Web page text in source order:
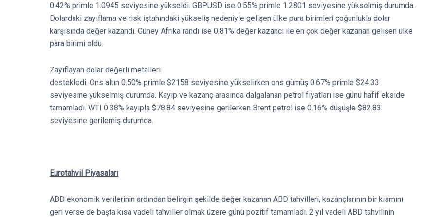
0.42% primle 1.0945 seviyesine yükseldi. GBPUSD ise 0.55% primle 1.2801 seviyesine yükselmiş durumda.
Dolardaki zayıflama ve risk iştahındaki yükseliş nedeniyle gelişen ülke para birimleri çoğunlukla dolar
karşısında değer kazandı. Güney Afrika randı ise 0.81% değer kazancı ile en çok değer kazanan gelişen ülke
para birimi oldu.
Zayıflayan dolar değerli metalleri
destekledi. Ons altın 0.50% primle $2158 seviyesine yükselirken ons gümüş 0.67% primle $24.33
seviyesine yükselmiş durumda. Kayıp ve kazanç arasında dalgalanan petrol fiyatları ise günü hafif ekside
tamamladı. WTI 0.38% kayıpla $78.84 seviyesine gerilerken Brent petrol ise 0.16% düşüşle $82.83
seviyesine gerilemiş durumda.
Eurotahvil Piyasaları
ABD ekonomik verilerinin ardından belirgin şekilde değer kazanan ABD tahvilleri, kazançlarının bir kısmını
geri verse de başta kısa vadeli tahviller olmak üzere günü pozitif tamamladı. 2 yıl vadeli ABD tahvilinin